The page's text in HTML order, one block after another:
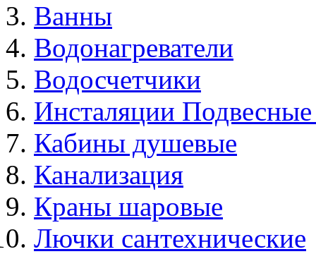
Ванны
Водонагреватели
Водосчетчики
Инсталяции
Кабины душевые
Канализация
Краны шаровые
Лючки сантехнические